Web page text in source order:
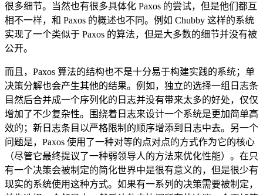
很多细节。当然也有很多具体化 Paxos 的尝试，但是他们都互
相不一样，和 Paxos 的概述也不同。例如 Chubby 这样的系统
实现了一个类似于 Paxos 的算法，但是大多数的细节并没有被
公开。
而且，Paxos 算法的结构也不是十分易于构建实践的系统；单
决策分解也会产生其他的结果。例如，独立的选择一组日志条
目然后合并成一个序列化的日志并没有带来太多的好处，仅仅
增加了不少复杂性。围绕着日志来设计一个系统是更加简单高
效的；新日志条目以严格限制的顺序增添到日志中去。另一个
问题是，Paxos 使用了一种对等的点对点的方式作为它的核心
（尽管它最终提议了一种弱领导人的方法来优化性能）。在只
有一个决策会被制定的简化世界中是很有意义的，但是很少有
现实的系统使用这种方式。如果有一系列的决策需要被制定，